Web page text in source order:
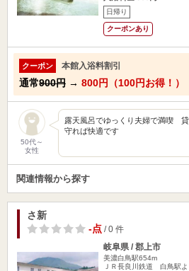
日帰り
クーポンあり
クーポン 本館入浴料割引
通常900円 → 800円（100円お得！）
50代～
女性
露天風呂でゆっくり夫婦で満喫
守れば快適です
関連情報から探す
さ新
-点/ 0 件
岐阜県 / 郡上市
美濃白鳥駅654m
ＪＲ長良川鉄道 白鳥駅